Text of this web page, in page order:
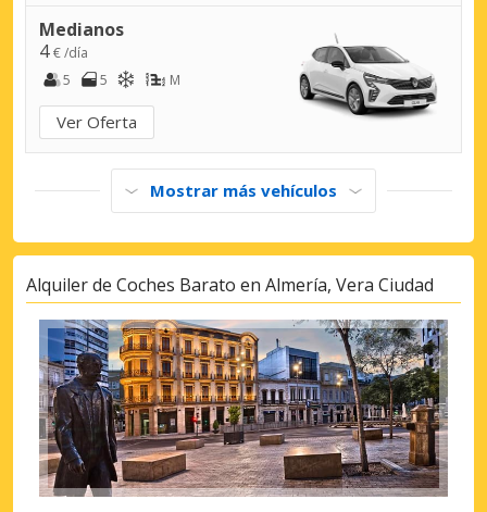
Medianos
4€ /día
5
5 M
Ver Oferta
Mostrar más vehículos
Alquiler de Coches Barato en Almería, Vera Ciudad